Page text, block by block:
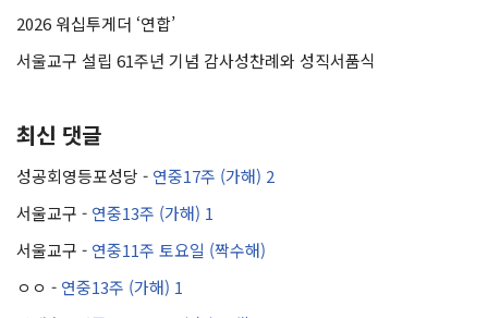
2026 워십투게더 ‘연합’
서울교구 설립 61주년 기념 감사성찬례와 성직서품식
최신 댓글
성공회영등포성당 - 연중17주 (가해) 2
서울교구 - 연중13주 (가해) 1
서울교구 - 연중11주 토요일 (짝수해)
ㅇㅇ - 연중13주 (가해) 1